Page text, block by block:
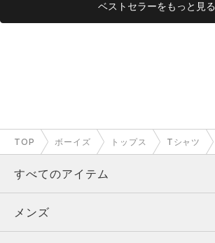
ベストセラーをもっと見る
TOP ボーイズ トップス Tシャツ
すべてのアイテム
メンズ
メンズ